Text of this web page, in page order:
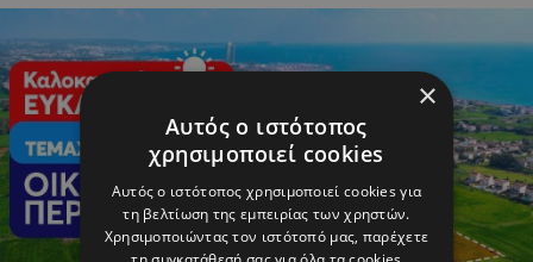
×
Αυτός ο ιστότοπος
χρησιμοποιεί cookies
Αυτός ο ιστότοπος χρησιμοποιεί cookies για
τη βελτίωση της εμπειρίας των χρηστών.
Χρησιμοποιώντας τον ιστότοπό μας, παρέχετε